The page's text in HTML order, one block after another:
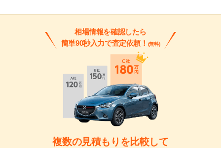
相場情報を確認したら
簡単90秒入力で査定依頼！ (無料)
複数の見積もりを比較して